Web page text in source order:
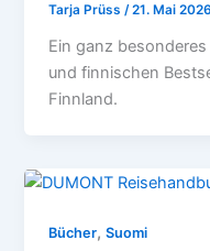
Tarja Prüss /21. Mai 2026
Ein ganz
und finnischen
Finnland.
Bücher,Suomi